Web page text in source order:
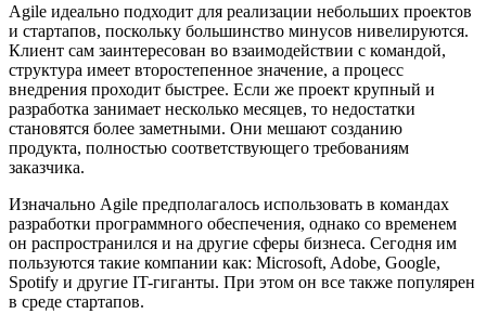
Agile идеально подходит для реализации небольших проектов
и стартапов, поскольку большинство минусов нивелируются.
Клиент сам заинтересован во взаимодействии с командой,
структура имеет второстепенное значение, а процесс
внедрения проходит быстрее. Если же проект крупный и
разработка занимает несколько месяцев, то недостатки
становятся более заметными. Они мешают созданию
продукта, полностью соответствующего требованиям
заказчика.
Изначально Agile предполагалось использовать в командах
разработки программного обеспечения, однако со временем
он распространился и на другие сферы бизнеса. Сегодня им
пользуются такие компании как: Microsoft, Adobe, Google,
Spotify и другие IT-гиганты. При этом он все также популярен
в среде стартапов.